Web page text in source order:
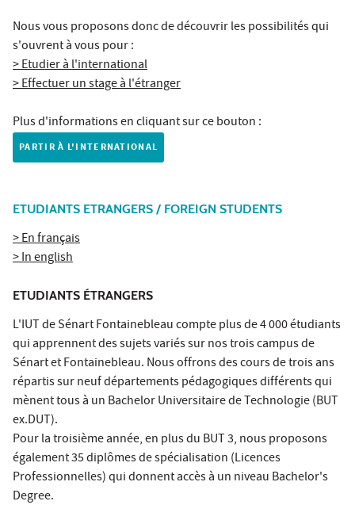
Nous vous proposons donc de découvrir les possibilités qui
s'ouvrent à vous pour :
> Etudier à l'international
> Effectuer un stage à l'étranger
Plus d'informations en cliquant sur ce bouton :
PARTIR À L'INTERNATIONAL
ETUDIANTS ETRANGERS / FOREIGN STUDENTS
> En français
> In english
ETUDIANTS ÉTRANGERS
L'IUT de Sénart Fontainebleau compte plus de 4 000 étudiants
qui apprennent des sujets variés sur nos trois campus de
Sénart et Fontainebleau. Nous offrons des cours de trois ans
répartis sur neuf départements pédagogiques différents qui
mènent tous à un Bachelor Universitaire de Technologie (BUT
ex.DUT).
Pour la troisième année, en plus du BUT 3, nous proposons
également 35 diplômes de spécialisation (Licences
Professionnelles) qui donnent accès à un niveau Bachelor's
Degree.